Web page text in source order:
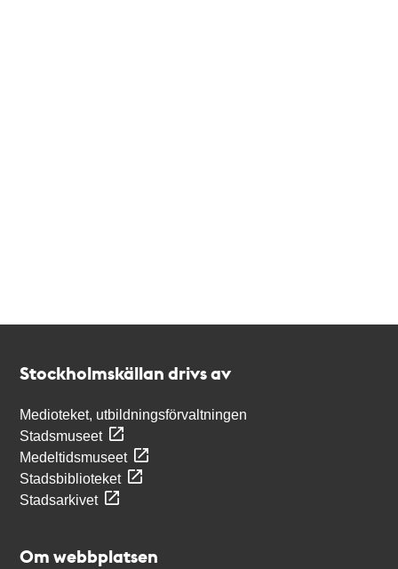
Stockholmskällan drivs av
Medioteket, utbildningsförvaltningen
Stadsmuseet
Medeltidsmuseet
Stadsbiblioteket
Stadsarkivet
Om webbplatsen